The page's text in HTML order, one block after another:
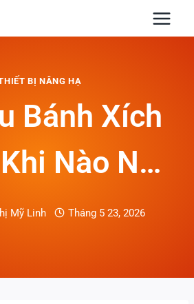
BỊ NÂNG HẠ
Bánh Xích
Nào Nên
Nâng
Mỹ Linh Tháng 5 23, 2026